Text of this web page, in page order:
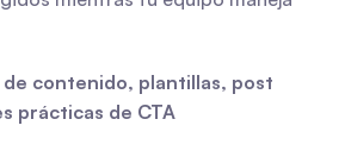
contenido, plantillas, post
prácticas de CTA